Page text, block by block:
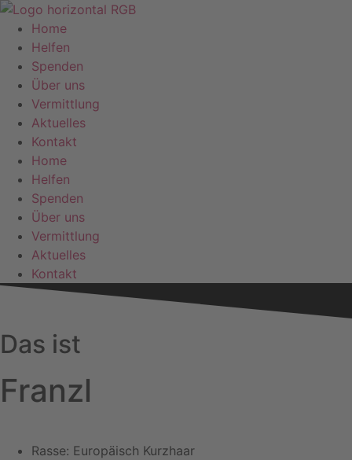
Zum
Inhalt
springen
Home
Helfen
Spenden
Über uns
Vermittlung
Aktuelles
Kontakt
Home
Helfen
Spenden
Über uns
Vermittlung
Aktuelles
Kontakt
Das ist
Franzl
Rasse: Europäisch Kurzhaar